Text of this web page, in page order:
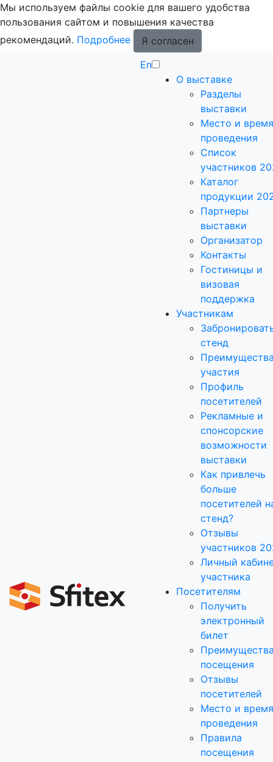
Мы используем файлы cookie для вашего удобства
пользования сайтом и повышения качества
рекомендаций. Подробнее
Я согласен
En
О выставке
Разделы
выставки
Место и время
проведения
Список
участников
Каталог
продукции
Партнеры
выставки
Организатор
Контакты
Гостиницы и
визовая
поддержка
Участникам
стенд
участия
Профиль
посетителей
Рекламные и
спонсорские
возможности
выставки
Как привлечь
больше
посетителей
стенд?
Отзывы
участников
Личный
участника
Посетителям
Получить
электронный
билет
посещения
Отзывы
посетителей
Место и время
проведения
Правила
посещения